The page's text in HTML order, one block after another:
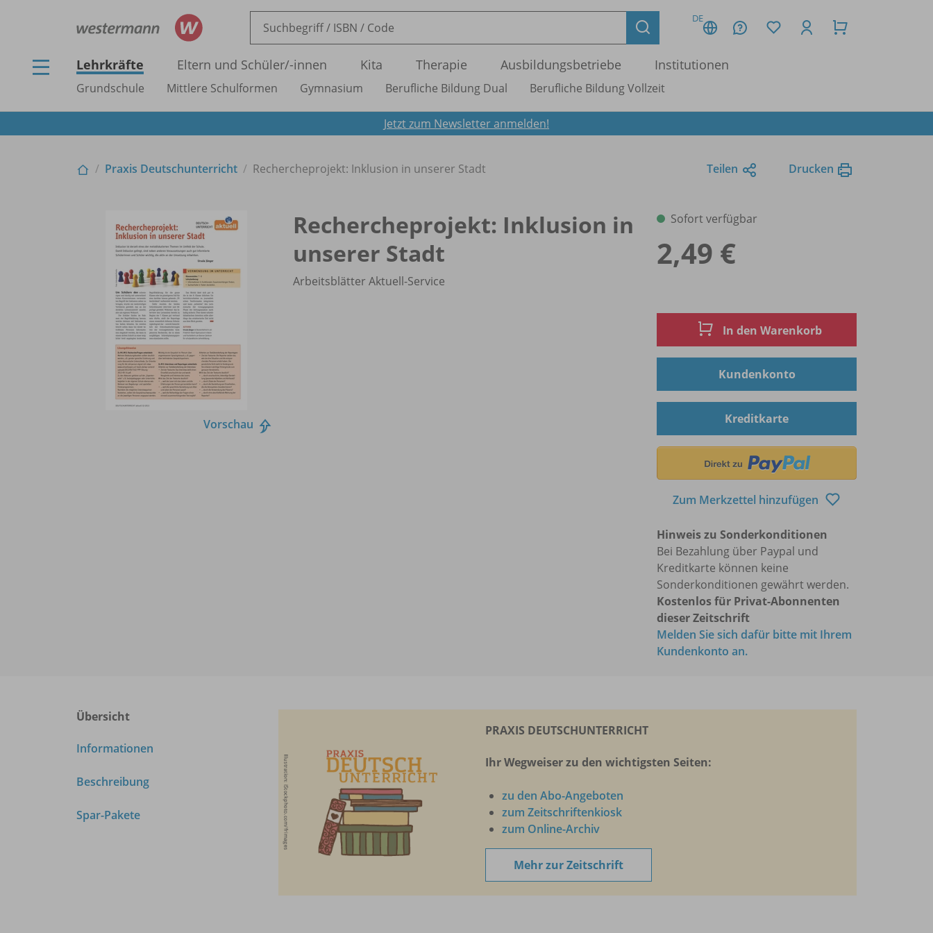
DE
Lehrkräfte Eltern und Schüler/-innen Kita Therapie Ausbildungsbetriebe Institutionen
Grundschule Mittlere Schulformen Gymnasium Berufliche Bildung Dual Berufliche Bildung Vollzeit
Jetzt zum Newsletter anmelden!
Praxis Deutschunterricht Rechercheprojekt: Inklusion in unserer Stadt Teilen Drucken
Vorschau
Rechercheprojekt: Inklusion in
unserer Stadt
Arbeitsblätter Aktuell-Service
Sofort verfügbar
2,49 €
In den Warenkorb
Kundenkonto
Kreditkarte
Zum Merkzettel hinzufügen
Hinweis zu Sonderkonditionen
Bei Bezahlung über Paypal und
Kreditkarte können keine
Sonderkonditionen gewährt werden.
Kostenlos für Privat-Abonnenten
dieser Zeitschrift
Melden Sie sich dafür bitte mit Ihrem
Kundenkonto an.
Übersicht
Informationen
Beschreibung
Spar-Pakete
PRAXIS DEUTSCHUNTERRICHT
Ihr Wegweiser zu den wichtigsten Seiten:
zu den Abo-Angeboten
zum Zeitschriftenkiosk
zum Online-Archiv
Mehr zur Zeitschrift